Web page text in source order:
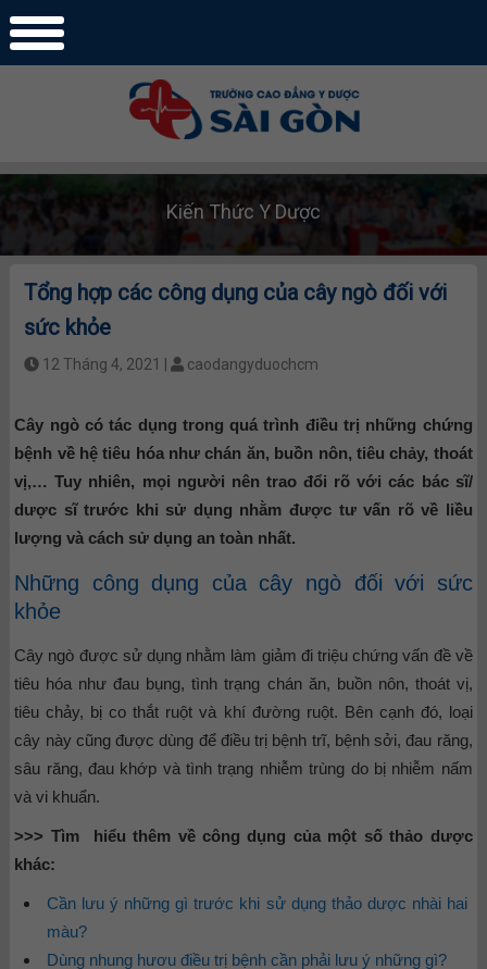
Kiến Thức Y Dược
Tổng hợp các công dụng của cây ngò đối với
sức khỏe
12 Tháng 4, 2021 | caodangyduochcm
Cây ngò có tác dụng trong quá trình điều trị những chứng
bệnh về hệ tiêu hóa như chán ăn, buồn nôn, tiêu chảy, thoát
vị,… Tuy nhiên, mọi người nên trao đổi rõ với các bác sĩ/
dược sĩ trước khi sử dụng nhằm được tư vấn rõ về liều
lượng và cách sử dụng an toàn nhất.
Những công dụng của cây ngò đối với sức
khỏe
Cây ngò được sử dụng nhằm làm giảm đi triệu chứng vấn đề về
tiêu hóa như đau bụng, tình trạng chán ăn, buồn nôn, thoát vị,
tiêu chảy, bị co thắt ruột và khí đường ruột. Bên cạnh đó, loại
cây này cũng được dùng để điều trị bệnh trĩ, bệnh sởi, đau răng,
sâu răng, đau khớp và tình trạng nhiễm trùng do bị nhiễm nấm
và vi khuẩn.
>>> Tìm hiểu thêm về công dụng của một số thảo dược
khác:
Cần lưu ý những gì trước khi sử dụng thảo dược nhài hai
màu?
Dùng nhung hươu điều trị bệnh cần phải lưu ý những gì?